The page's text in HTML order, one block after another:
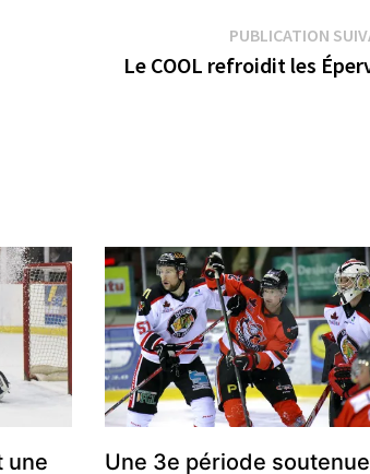
PUBLICATION
Le COOL refroidit les
une Une 3e période soutenue